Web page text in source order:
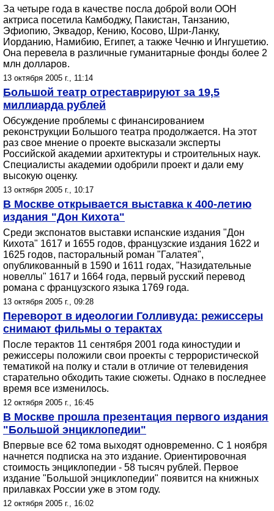
За четыре года в качестве посла доброй воли ООН
актриса посетила Камбоджу, Пакистан, Танзанию,
Эфиопию, Эквадор, Кению, Косово, Шри-Ланку,
Иорданию, Намибию, Египет, а также Чечню и Ингушетию.
Она перевела в различные гуманитарные фонды более 2
млн долларов.
13 октября 2005 г., 11:14
Большой театр отреставрируют за 19,5
миллиарда рублей
Обсуждение проблемы с финансированием
реконструкции Большого театра продолжается. На этот
раз свое мнение о проекте высказали эксперты
Российской академии архитектуры и строительных наук.
Специалисты академии одобрили проект и дали ему
высокую оценку.
13 октября 2005 г., 10:17
В Москве открывается выставка к 400-летию
издания "Дон Кихота"
Среди экспонатов выставки испанские издания "Дон
Кихота" 1617 и 1655 годов, французские издания 1622 и
1625 годов, пасторальный роман "Галатея",
опубликованный в 1590 и 1611 годах, "Назидательные
новеллы" 1617 и 1664 года, первый русский перевод
романа с французского языка 1769 года.
13 октября 2005 г., 09:28
Переворот в идеологии Голливуда: режиссеры
снимают фильмы о терактах
После терактов 11 сентября 2001 года киностудии и
режиссеры положили свои проекты с террористической
тематикой на полку и стали в отличие от телевидения
старательно обходить такие сюжеты. Однако в последнее
время все изменилось.
12 октября 2005 г., 16:45
В Москве прошла презентация первого издания
"Большой энциклопедии"
Впервые все 62 тома выходят одновременно. С 1 ноября
начнется подписка на это издание. Ориентировочная
стоимость энциклопедии - 58 тысяч рублей. Первое
издание "Большой энциклопедии" появится на книжных
прилавках России уже в этом году.
12 октября 2005 г., 16:02